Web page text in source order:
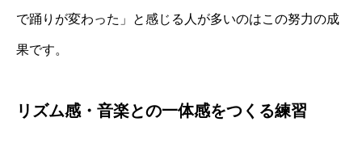
で踊りが変わった」と感じる人が多いのはこの努力の成
果です。
リズム感・音楽との一体感をつくる練習